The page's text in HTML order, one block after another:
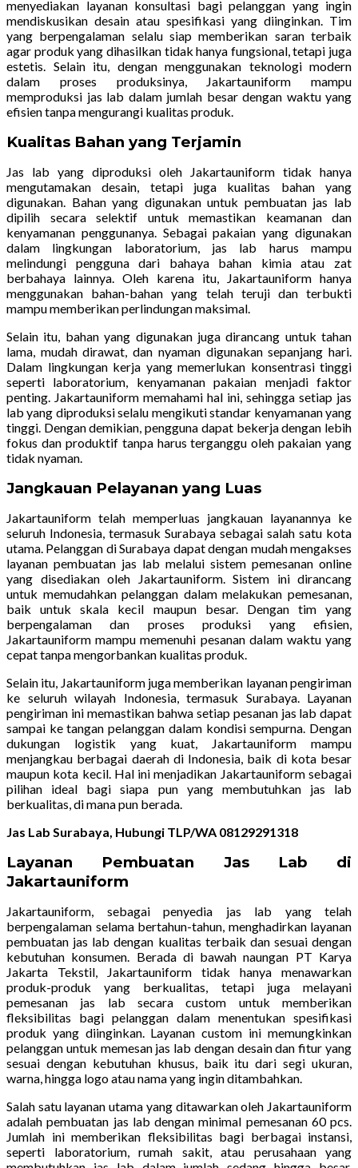
menyediakan layanan konsultasi bagi pelanggan yang ingin
mendiskusikan desain atau spesifikasi yang diinginkan. Tim
yang berpengalaman selalu siap memberikan saran terbaik
agar produk yang dihasilkan tidak hanya fungsional, tetapi juga
estetis. Selain itu, dengan menggunakan teknologi modern
dalam proses produksinya, Jakartauniform mampu
memproduksi jas lab dalam jumlah besar dengan waktu yang
efisien tanpa mengurangi kualitas produk.
Kualitas Bahan yang Terjamin
Jas lab yang diproduksi oleh Jakartauniform tidak hanya
mengutamakan desain, tetapi juga kualitas bahan yang
digunakan. Bahan yang digunakan untuk pembuatan jas lab
dipilih secara selektif untuk memastikan keamanan dan
kenyamanan penggunanya. Sebagai pakaian yang digunakan
dalam lingkungan laboratorium, jas lab harus mampu
melindungi pengguna dari bahaya bahan kimia atau zat
berbahaya lainnya. Oleh karena itu, Jakartauniform hanya
menggunakan bahan-bahan yang telah teruji dan terbukti
mampu memberikan perlindungan maksimal.
Selain itu, bahan yang digunakan juga dirancang untuk tahan
lama, mudah dirawat, dan nyaman digunakan sepanjang hari.
Dalam lingkungan kerja yang memerlukan konsentrasi tinggi
seperti laboratorium, kenyamanan pakaian menjadi faktor
penting. Jakartauniform memahami hal ini, sehingga setiap jas
lab yang diproduksi selalu mengikuti standar kenyamanan yang
tinggi. Dengan demikian, pengguna dapat bekerja dengan lebih
fokus dan produktif tanpa harus terganggu oleh pakaian yang
tidak nyaman.
Jangkauan Pelayanan yang Luas
Jakartauniform telah memperluas jangkauan layanannya ke
seluruh Indonesia, termasuk Surabaya sebagai salah satu kota
utama. Pelanggan di Surabaya dapat dengan mudah mengakses
layanan pembuatan jas lab melalui sistem pemesanan online
yang disediakan oleh Jakartauniform. Sistem ini dirancang
untuk memudahkan pelanggan dalam melakukan pemesanan,
baik untuk skala kecil maupun besar. Dengan tim yang
berpengalaman dan proses produksi yang efisien,
Jakartauniform mampu memenuhi pesanan dalam waktu yang
cepat tanpa mengorbankan kualitas produk.
Selain itu, Jakartauniform juga memberikan layanan pengiriman
ke seluruh wilayah Indonesia, termasuk Surabaya. Layanan
pengiriman ini memastikan bahwa setiap pesanan jas lab dapat
sampai ke tangan pelanggan dalam kondisi sempurna. Dengan
dukungan logistik yang kuat, Jakartauniform mampu
menjangkau berbagai daerah di Indonesia, baik di kota besar
maupun kota kecil. Hal ini menjadikan Jakartauniform sebagai
pilihan ideal bagi siapa pun yang membutuhkan jas lab
berkualitas, di mana pun berada.
Jas Lab Surabaya, Hubungi TLP/WA 08129291318
Layanan Pembuatan Jas Lab di
Jakartauniform
Jakartauniform, sebagai penyedia jas lab yang telah
berpengalaman selama bertahun-tahun, menghadirkan layanan
pembuatan jas lab dengan kualitas terbaik dan sesuai dengan
kebutuhan konsumen. Berada di bawah naungan PT Karya
Jakarta Tekstil, Jakartauniform tidak hanya menawarkan
produk-produk yang berkualitas, tetapi juga melayani
pemesanan jas lab secara custom untuk memberikan
fleksibilitas bagi pelanggan dalam menentukan spesifikasi
produk yang diinginkan. Layanan custom ini memungkinkan
pelanggan untuk memesan jas lab dengan desain dan fitur yang
sesuai dengan kebutuhan khusus, baik itu dari segi ukuran,
warna, hingga logo atau nama yang ingin ditambahkan.
Salah satu layanan utama yang ditawarkan oleh Jakartauniform
adalah pembuatan jas lab dengan minimal pemesanan 60 pcs.
Jumlah ini memberikan fleksibilitas bagi berbagai instansi,
seperti laboratorium, rumah sakit, atau perusahaan yang